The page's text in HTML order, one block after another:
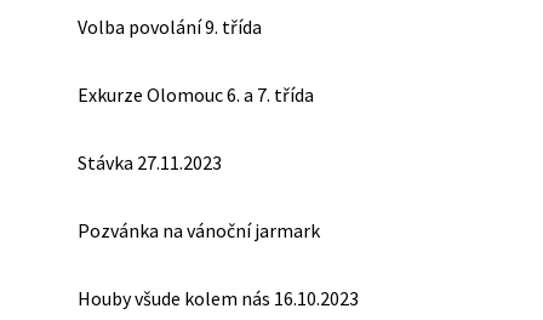
Volba povolání 9. třída
Exkurze Olomouc 6. a 7. třída
Stávka 27.11.2023
Pozvánka na vánoční jarmark
Houby všude kolem nás 16.10.2023